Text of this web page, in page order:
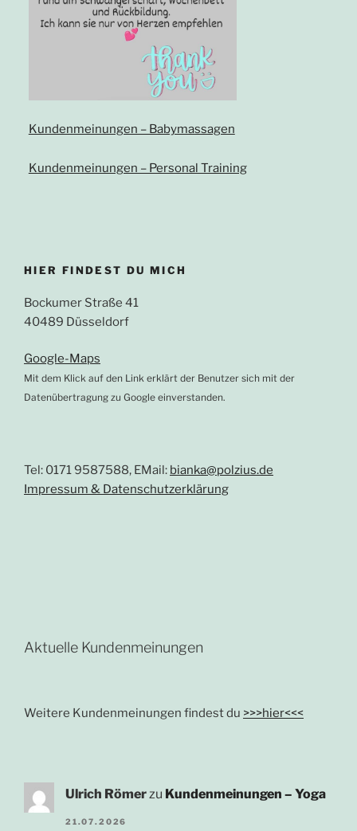
Kundenmeinungen – Babymassagen
Kundenmeinungen – Personal Training
HIER FINDEST DU MICH
Bockumer Straße 41
40489 Düsseldorf
Google-Maps
Mit dem Klick auf den Link erklärt der Benutzer sich mit der
Datenübertragung zu Google einverstanden.
Tel: 0171 9587588, EMail: bianka@polzius.de
Impressum & Datenschutzerklärung
Aktuelle Kundenmeinungen
Weitere Kundenmeinungen findest du >>>hier<<<
Ulrich Römerzu Kundenmeinungen – Yoga
21.07.2026